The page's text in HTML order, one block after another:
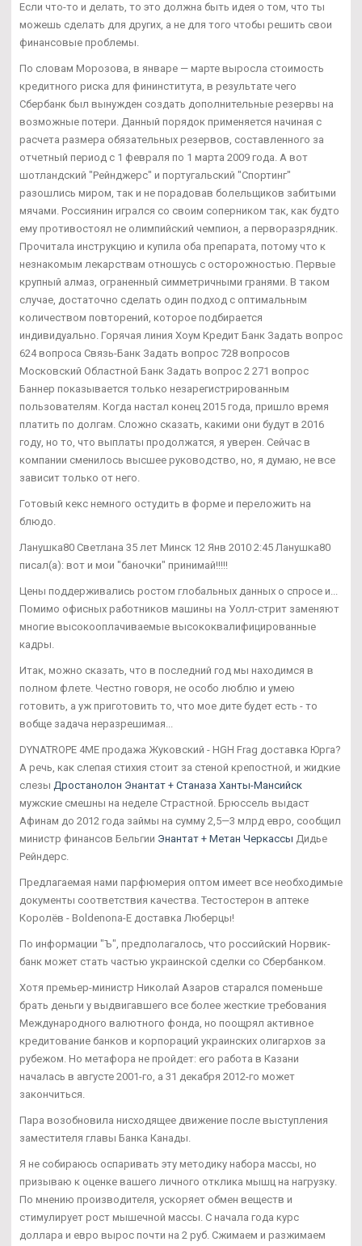
Если что-то и делать, то это должна быть идея о том, что ты
можешь сделать для других, а не для того чтобы решить свои
финансовые проблемы.
По словам Морозова, в январе — марте выросла стоимость
кредитного риска для фининститута, в результате чего
Сбербанк был вынужден создать дополнительные резервы на
возможные потери. Данный порядок применяется начиная с
расчета размера обязательных резервов, составленного за
отчетный период с 1 февраля по 1 марта 2009 года. А вот
шотландский "Рейнджерс" и португальский "Спортинг"
разошлись миром, так и не порадовав болельщиков забитыми
мячами. Россиянин игрался со своим соперником так, как будто
ему противостоял не олимпийский чемпион, а перворазрядник.
Прочитала инструкцию и купила оба препарата, потому что к
незнакомым лекарствам отношусь с осторожностью. Первые
крупный алмаз, ограненный симметричными гранями. В таком
случае, достаточно сделать один подход с оптимальным
количеством повторений, которое подбирается
индивидуально. Горячая линия Хоум Кредит Банк Задать вопрос
624 вопроса Связь-Банк Задать вопрос 728 вопросов
Московский Областной Банк Задать вопрос 2 271 вопрос
Баннер показывается только незарегистрированным
пользователям. Когда настал конец 2015 года, пришло время
платить по долгам. Сложно сказать, какими они будут в 2016
году, но то, что выплаты продолжатся, я уверен. Сейчас в
компании сменилось высшее руководство, но, я думаю, не все
зависит только от него.
Готовый кекс немного остудить в форме и переложить на
блюдо.
Ланушка80 Светлана 35 лет Минск 12 Янв 2010 2:45 Ланушка80
писал(а): вот и мои "баночки" принимай!!!!!
Цены поддерживались ростом глобальных данных о спросе и...
Помимо офисных работников машины на Уолл-стрит заменяют
многие высокооплачиваемые высококвалифицированные
кадры.
Итак, можно сказать, что в последний год мы находимся в
полном флете. Честно говоря, не особо люблю и умею
готовить, а уж приготовить то, что мое дите будет есть - то
вобще задача неразрешимая...
DYNATROPE 4ME продажа Жуковский - HGH Frag доставка Юрга?
А речь, как слепая стихия стоит за стеной крепостной, и жидкие
слезы Дростанолон Энантат + Станаза Ханты-Мансийск
мужские смешны на неделе Страстной. Брюссель выдаст
Афинам до 2012 года займы на сумму 2,5—3 млрд евро, сообщил
министр финансов Бельгии Энантат + Метан Черкассы Дидье
Рейндерс.
Предлагаемая нами парфюмерия оптом имеет все необходимые
документы соответствия качества. Тестостерон в аптеке
Королёв - Boldenona-E доставка Люберцы!
По информации "Ъ", предполагалось, что российский Норвик-
банк может стать частью украинской сделки со Сбербанком.
Хотя премьер-министр Николай Азаров старался поменьше
брать деньги у выдвигавшего все более жесткие требования
Международного валютного фонда, но поощрял активное
кредитование банков и корпораций украинских олигархов за
рубежом. Но метафора не пройдет: его работа в Казани
началась в августе 2001-го, а 31 декабря 2012-го может
закончиться.
Пара возобновила нисходящее движение после выступления
заместителя главы Банка Канады.
Я не собираюсь оспаривать эту методику набора массы, но
призываю к оценке вашего личного отклика мышц на нагрузку.
По мнению производителя, ускоряет обмен веществ и
стимулирует рост мышечной массы. С начала года курс
доллара и евро вырос почти на 2 руб. Сжимаем и разжимаем